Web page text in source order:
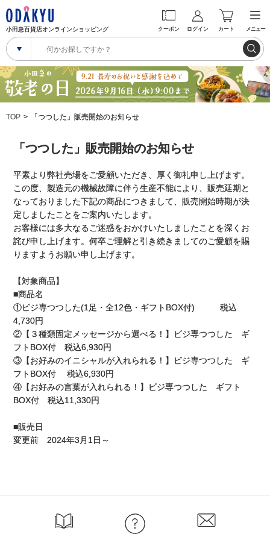
小田急百貨店オンラインショッピング クーポン ログイン カート メニュー
TOP 「つつした」販売開始のお知らせ
「つつした」販売開始のお知らせ
平素より弊社売場をご愛顧いただき、厚く御礼申し上げます。
この度、製造元の機械故障に伴う生産不能により、販売延期と
なっておりました下記の商品につきまして、販売開始時期が決
定しましたことをご案内いたします。
お客様には多大なるご迷惑をおかけいたしましたことを深くお
詫び申し上げます。何卒ご理解と引き続きましてのご愛顧を賜
りますようお願い申し上げます。
【対象商品】
■商品名
①ビジ専つつした(1足・全12色・ギフトBOX付) 税込
4,730円
②【３種類固定メッセージから選べる！】ビジ専つつした ギ
フトBOX付 税込6,930円
③【お好みのイニシャルが入れられる！】ビジ専つつした ギ
フトBOX付 税込6,930円
④【お好みの言葉が入れられる！】ビジ専つつした ギフト
BOX付 税込11,330円
■販売日
変更前 2024年3月1日～